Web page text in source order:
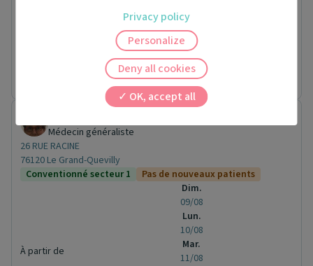
Conventionné secteur 1
Pas de nouveaux patients
Prochaine disponibilité le :
lundi 21 septembre
Médecin généraliste
26 RUE RACINE
76120 Le Grand-Quevilly
Conventionné secteur 1
Pas de nouveaux patients
À partir de
Dim.
09/08
Lun.
10/08
Mar.
11/08
OK, accept all
Deny all cookies
Personalize
Privacy policy